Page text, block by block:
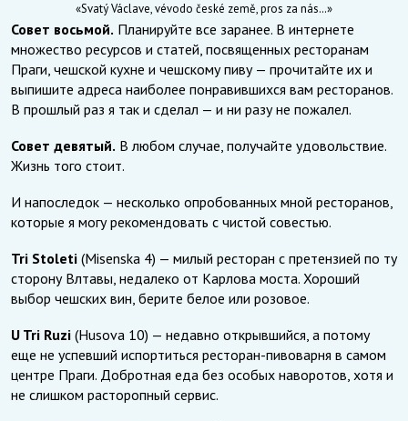
«Svatý Václave, vévodo české země, pros za nás…»
Совет восьмой. Планируйте все заранее. В интернете
множество ресурсов и статей, посвященных ресторанам
Праги, чешской кухне и чешскому пиву — прочитайте их и
выпишите адреса наиболее понравившихся вам ресторанов.
В прошлый раз я так и сделал — и ни разу не пожалел.
Совет девятый. В любом случае, получайте удовольствие.
Жизнь того стоит.
И напоследок — несколько опробованных мной ресторанов,
которые я могу рекомендовать с чистой совестью.
Tri Stoleti (Misenska 4) — милый ресторан с претензией по ту
сторону Влтавы, недалеко от Карлова моста. Хороший
выбор чешских вин, берите белое или розовое.
U Tri Ruzi (Husova 10) — недавно открывшийся, а потому
еще не успевший испортиться ресторан-пивоварня в самом
центре Праги. Добротная еда без особых наворотов, хотя и
не слишком расторопный сервис.